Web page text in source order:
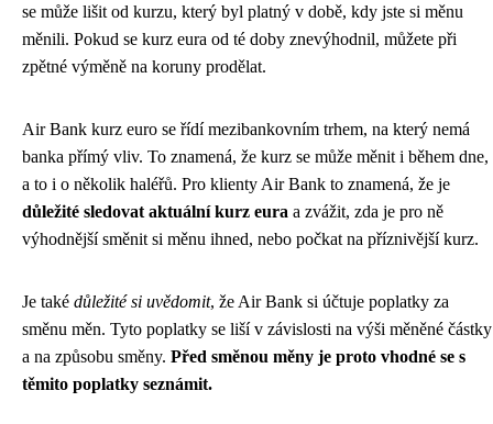
se může lišit od kurzu, který byl platný v době, kdy jste si měnu
měnili. Pokud se kurz eura od té doby znevýhodnil, můžete při
zpětné výměně na koruny prodělat.
Air Bank kurz euro se řídí mezibankovním trhem, na který nemá
banka přímý vliv. To znamená, že kurz se může měnit i během dne,
a to i o několik haléřů. Pro klienty Air Bank to znamená, že je
důležité sledovat aktuální kurz eura a zvážit, zda je pro ně
výhodnější směnit si měnu ihned, nebo počkat na příznivější kurz.
Je také důležité si uvědomit, že Air Bank si účtuje poplatky za
směnu měn. Tyto poplatky se liší v závislosti na výši měněné částky
a na způsobu směny. Před směnou měny je proto vhodné se s
těmito poplatky seznámit.